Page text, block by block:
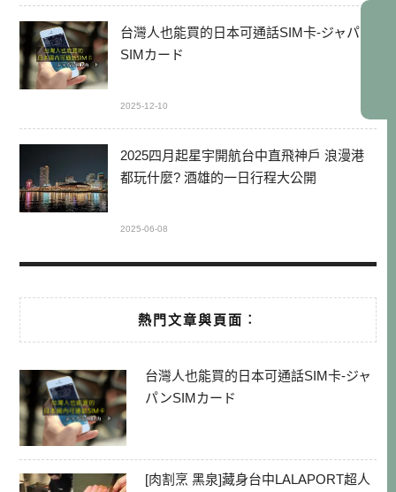
台灣人也能買的日本可通話SIM卡-ジャパン
SIMカード
2025-12-10
2025四月起星宇開航台中直飛神戶 浪漫港
都玩什麼? 酒雄的一日行程大公開
2025-06-08
熱門文章與頁面︰
台灣人也能買的日本可通話SIM卡-ジャ
パンSIMカード
[肉割烹 黑泉]藏身台中LALAPORT超人